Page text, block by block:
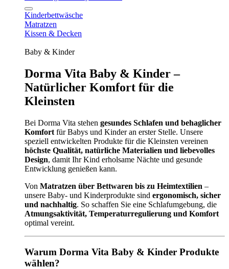
Kinderbettwäsche
Matratzen
Kissen & Decken
Baby & Kinder
Dorma Vita Baby & Kinder –
Natürlicher Komfort für die
Kleinsten
Bei Dorma Vita stehen gesundes Schlafen und behaglicher
Komfort für Babys und Kinder an erster Stelle. Unsere
speziell entwickelten Produkte für die Kleinsten vereinen
höchste Qualität, natürliche Materialien und liebevolles
Design, damit Ihr Kind erholsame Nächte und gesunde
Entwicklung genießen kann.
Von Matratzen über Bettwaren bis zu Heimtextilien –
unsere Baby- und Kinderprodukte sind ergonomisch, sicher
und nachhaltig. So schaffen Sie eine Schlafumgebung, die
Atmungsaktivität, Temperaturregulierung und Komfort
optimal vereint.
Warum Dorma Vita Baby & Kinder Produkte
wählen?